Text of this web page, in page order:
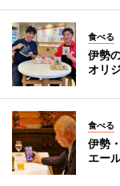
食べる
伊勢
オリ
食べる
伊勢
エー